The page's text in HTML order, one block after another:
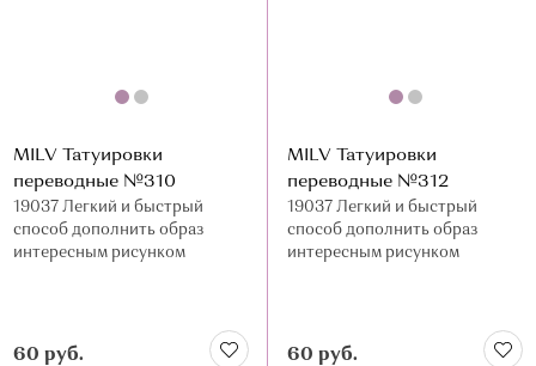
MILV Татуировки
переводные №310
19037 Легкий и быстрый
способ дополнить образ
интересным рисунком
60 руб.
MILV Татуировки
переводные №312
19037 Легкий и быстрый
способ дополнить образ
интересным рисунком
60 руб.